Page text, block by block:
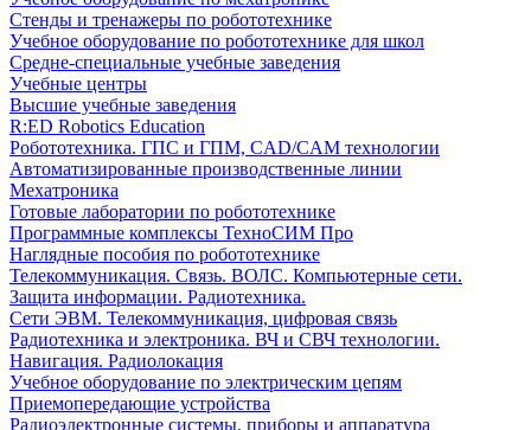
Стенды и тренажеры по робототехнике
Учебное оборудование по робототехнике для школ
Средне-специальные учебные заведения
Учебные центры
Высшие учебные заведения
R:ED Robotics Education
Робототехника. ГПС и ГПМ, CAD/CAM технологии
Автоматизированные производственные линии
Мехатроника
Готовые лаборатории по робототехнике
Программные комплексы ТехноСИМ Про
Наглядные пособия по робототехнике
Телекоммуникация. Связь. ВОЛС. Компьютерные сети.
Защита информации. Радиотехника.
Сети ЭВМ. Телекоммуникация, цифровая связь
Радиотехника и электроника. ВЧ и СВЧ технологии.
Навигация. Радиолокация
Учебное оборудование по электрическим цепям
Приемопередающие устройства
Радиоэлектронные системы, приборы и аппаратура